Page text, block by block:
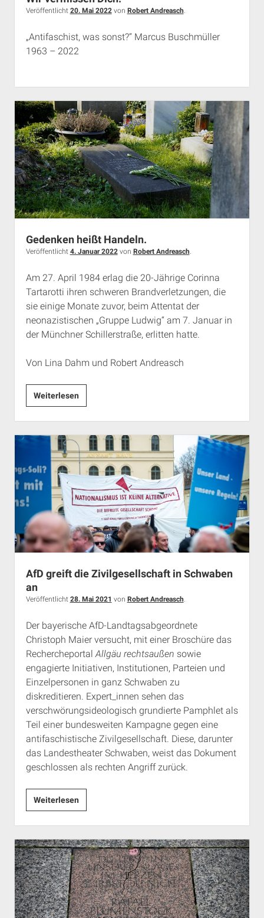
Rechte Termine München
Über a.i.d.a.
Veröffentlicht 20. Mai 2022von Robert Andreasch
„Antifaschist, was sonst?“ Marcus Buschmüller
1963 – 2022
Gedenken heißt Handeln.
Veröffentlicht 4. Januar 2022von Robert Andreasch.
Am 27. April 1984 erlag die 20-Jährige Corinna
Tartarotti ihren schweren Brandverletzungen, die
sie einige Monate zuvor, beim Attentat der
neonazistischen „Gruppe Ludwig“ am 7. Januar in
der Münchner Schillerstraße, erlitten hatte.
Von Lina Dahm und Robert Andreasch
WeiterlesenGedenken
heißt
Handeln.
AfD greift die Zivilgesellschaft in Schwaben
an
Veröffentlicht 28. Mai 2021 von Robert Andreasch.
Der bayerische AfD-Landtagsabgeordnete
Christoph Maier versucht, mit einer Broschüre das
RechercheportalAllgäu rechtsaußen sowie
engagierte Initiativen, Institutionen, Parteien und
Einzelpersonen in ganz Schwaben zu
diskreditieren. Expert_innen sehen das
verschwörungsideologisch grundierte Pamphlet als
Teil einer bundesweiten Kampagne gegen eine
antifaschistische Zivilgesellschaft. Diese, darunter
das Landestheater Schwaben, weist das Dokument
geschlossen als rechten Angriff zurück.
WeiterlesenAfD
greift
die
Zivilgesellschaft
in
Schwaben
an